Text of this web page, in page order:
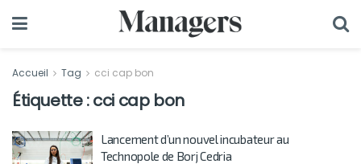
Accueil Tag cci cap bon
Étiquette :cci cap bon
Lancement d’un nouvel incubateur au
Technopole de Borj Cedria